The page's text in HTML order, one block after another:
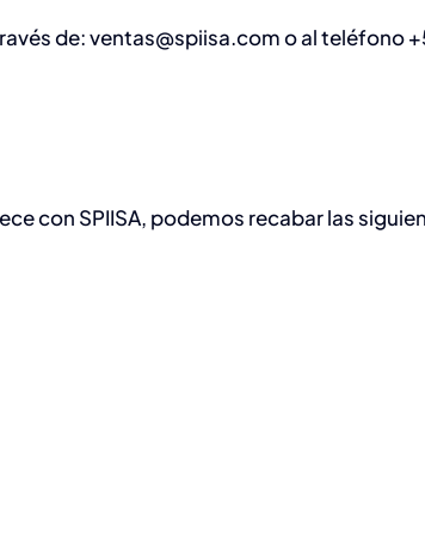
de:ventas@spiisa.como al teléfono
con SPIISA, podemos recabar las